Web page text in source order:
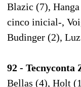
Blazic (7),
cinco inicial-,
Budinger (2),
92 - Tecnyconta
Bellas (4), Holt